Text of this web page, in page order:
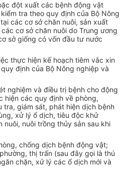
đột xuất các bệnh động vật
tra theo quy định của Bộ Nông
các cơ sở chăn nuôi, sản xuất
cơ sở chăn nuôi do Trung ương
sở giống có vốn đầu tư nước
thực hiện kế hoạch tiêm vắc xin
định của Bộ Nông nghiệp và
nghiệm và điều trị bệnh cho động
hiện các quy định về phòng,
giám sát, phát hiện dịch bệnh
xử lý ổ dịch, tiêu độc khử
nuôi trồng thủy sản sau khi
chống dịch bệnh động vật;
thị trấn (sau đây gọi là thú
chặn, xử lý các ổ dịch mới và